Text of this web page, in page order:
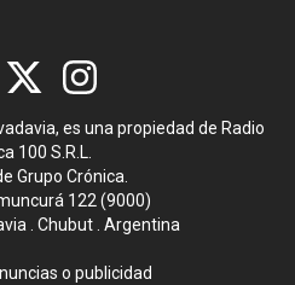
es una propiedad de Radio
100 S.R.L.
Grupo Crónica.
122 (9000)
. Chubut . Argentina
o publicidad